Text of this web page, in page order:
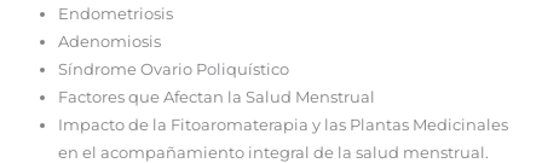
Endometriosis
Adenomiosis
Síndrome Ovario Poliquístico
Factores que Afectan la Salud Menstrual
Impacto de la Fitoaromaterapia y las Plantas Medicinales
en el acompañamiento integral de la salud menstrual.